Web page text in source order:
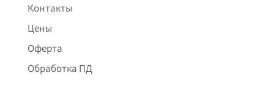
Контакты
Цены
Оферта
Обработка ПД